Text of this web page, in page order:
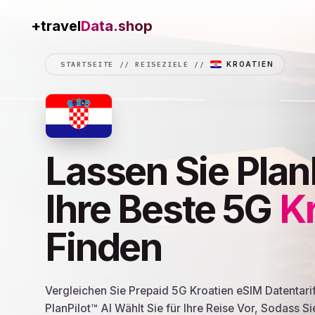
+travelConnection
STARTSEITE //REISEZIELE // KROATIEN
Lassen Sie
Ihre Beste 5G
Finden
Vergleichen Sie Prepaid 5G Kroatien eSIM
PlanPilot™ AI Wählt Sie für Ihre Reise Vor, Sodass